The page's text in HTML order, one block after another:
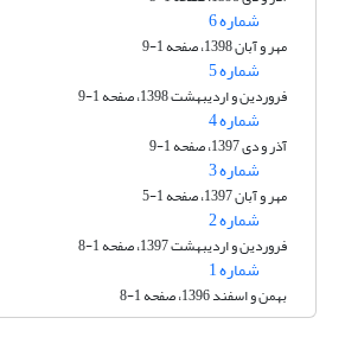
شماره 6
مهر و آبان 1398، صفحه 1-9
شماره 5
فروردین و اردیبهشت 1398، صفحه 1-9
شماره 4
آذر و دی 1397، صفحه 1-9
شماره 3
مهر و آبان 1397، صفحه 1-5
شماره 2
فروردین و اردیبهشت 1397، صفحه 1-8
شماره 1
بهمن و اسفند 1396، صفحه 1-8